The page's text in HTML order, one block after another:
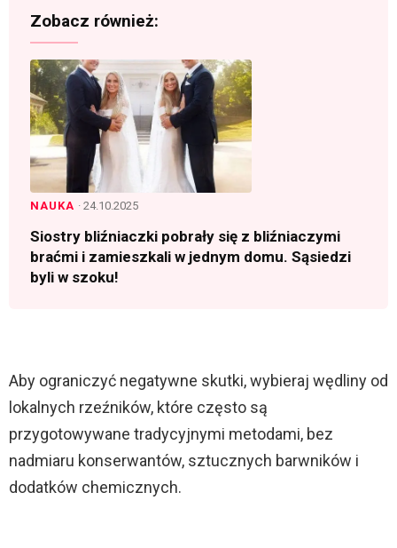
Zobacz również:
NAUKA · 24.10.2025
Siostry bliźniaczki pobrały się z bliźniaczymi
braćmi i zamieszkali w jednym domu. Sąsiedzi
byli w szoku!
Aby ograniczyć negatywne skutki, wybieraj wędliny od
lokalnych rzeźników, które często są
przygotowywane tradycyjnymi metodami, bez
nadmiaru konserwantów, sztucznych barwników i
dodatków chemicznych.